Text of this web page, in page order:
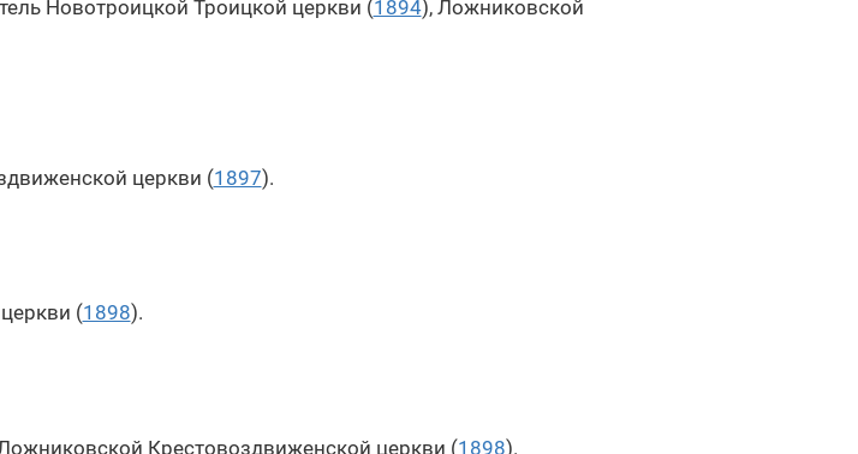
Новотроицкой Троицкой церкви (1894), Ложниковской
церкви (1897).
(1898).
Крестовоздвиженской церкви (1898).